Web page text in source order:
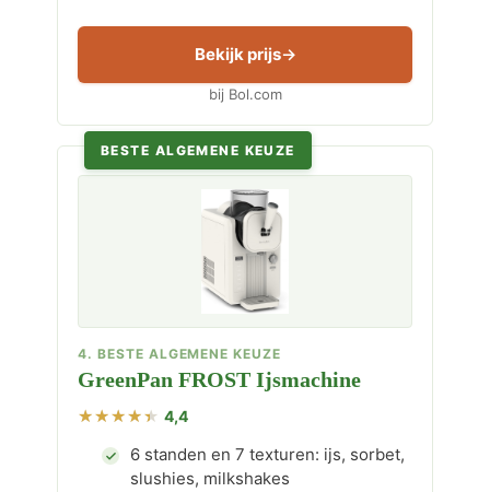
Bekijk prijs
bij Bol.com
BESTE ALGEMENE KEUZE
4. BESTE ALGEMENE KEUZE
GreenPan FROST Ijsmachine
4,4
6 standen en 7 texturen: ijs, sorbet,
slushies, milkshakes